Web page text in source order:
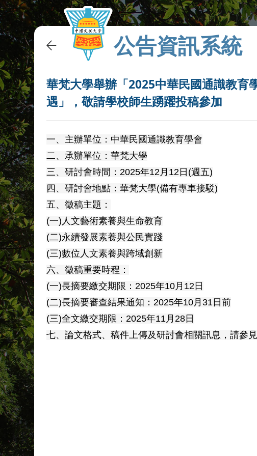
公告資訊系統
華梵大學舉辦「2025中華民國通識教育
遇」，敬請學校師生踴躍投稿參加
一、主辦單位：中華民國通識教育學會
二、承辦單位：華梵大學
三、研討會時間：2025年12月12日(週五)
四、研討會地點：華梵大學(備有專車接駁)
五、徵稿主題：
(一)人文藝術素養與生命教育
(二)永續發展素養與公民實踐
(三)數位人文素養與跨域創新
六、徵稿重要時程：
(一)長摘要繳交期限：2025年10月12日
(二)長摘要審查結果通知：2025年10月31日前
(三)全文繳交期限：2025年11月28日
七、論文格式、稿件上傳及研討會相關訊息，請參